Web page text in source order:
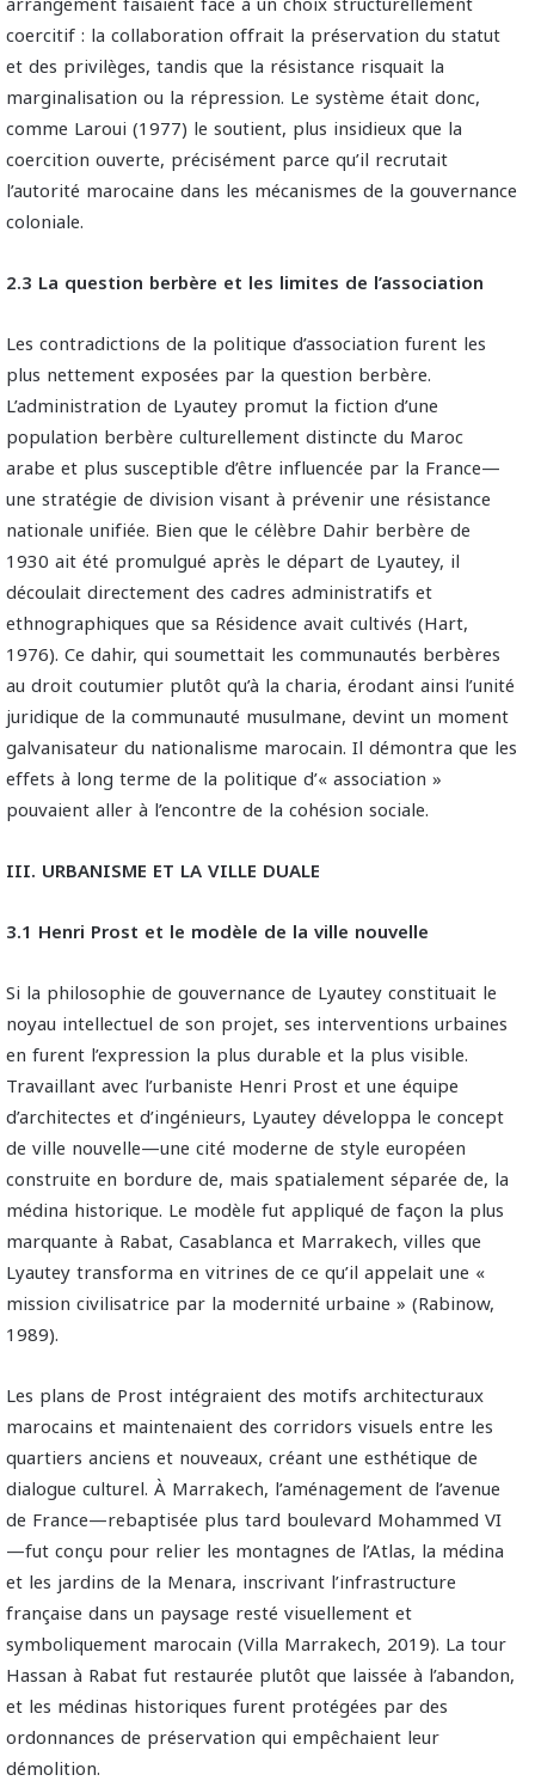
coercitif : la collaboration offrait la préservation du statut
et des privilèges, tandis que la résistance risquait la
marginalisation ou la répression. Le système était donc,
comme Laroui (1977) le soutient, plus insidieux que la
coercition ouverte, précisément parce qu’il recrutait
l’autorité marocaine dans les mécanismes de la gouvernance
coloniale.
2.3 La question berbère et les limites de l’association
Les contradictions de la politique d’association furent les
plus nettement exposées par la question berbère.
L’administration de Lyautey promut la fiction d’une
population berbère culturellement distincte du Maroc
arabe et plus susceptible d’être influencée par la France—
une stratégie de division visant à prévenir une résistance
nationale unifiée. Bien que le célèbre Dahir berbère de
1930 ait été promulgué après le départ de Lyautey, il
découlait directement des cadres administratifs et
ethnographiques que sa Résidence avait cultivés (Hart,
1976). Ce dahir, qui soumettait les communautés berbères
au droit coutumier plutôt qu’à la charia, érodant ainsi l’unité
juridique de la communauté musulmane, devint un moment
galvanisateur du nationalisme marocain. Il démontra que les
effets à long terme de la politique d’« association »
pouvaient aller à l’encontre de la cohésion sociale.
III. URBANISME ET LA VILLE DUALE
3.1 Henri Prost et le modèle de la ville nouvelle
Si la philosophie de gouvernance de Lyautey constituait le
noyau intellectuel de son projet, ses interventions urbaines
en furent l’expression la plus durable et la plus visible.
Travaillant avec l’urbaniste Henri Prost et une équipe
d’architectes et d’ingénieurs, Lyautey développa le concept
de ville nouvelle—une cité moderne de style européen
construite en bordure de, mais spatialement séparée de, la
médina historique. Le modèle fut appliqué de façon la plus
marquante à Rabat, Casablanca et Marrakech, villes que
Lyautey transforma en vitrines de ce qu’il appelait une «
mission civilisatrice par la modernité urbaine » (Rabinow,
1989).
Les plans de Prost intégraient des motifs architecturaux
marocains et maintenaient des corridors visuels entre les
quartiers anciens et nouveaux, créant une esthétique de
dialogue culturel. À Marrakech, l’aménagement de l’avenue
de France—rebaptisée plus tard boulevard Mohammed VI
—fut conçu pour relier les montagnes de l’Atlas, la médina
et les jardins de la Menara, inscrivant l’infrastructure
française dans un paysage resté visuellement et
symboliquement marocain (Villa Marrakech, 2019). La tour
Hassan à Rabat fut restaurée plutôt que laissée à l’abandon,
et les médinas historiques furent protégées par des
ordonnances de préservation qui empêchaient leur
démolition.